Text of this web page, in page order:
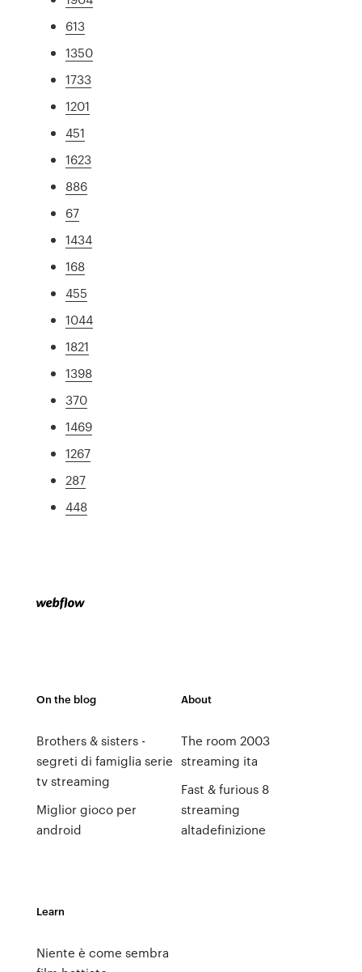
613
1350
1733
1201
451
1623
886
67
1434
168
455
1044
1821
1398
370
1469
1267
287
448
On the blog
Brothers & sisters -
segreti di famiglia serie
tv streaming
Miglior gioco per
android
About
The room 2003
streaming ita
Fast & furious 8
streaming
altadefinizione
Learn
Niente è come sembra